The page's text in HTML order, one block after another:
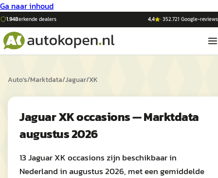
Ga naar inhoud
1.948erkende dealers 4,4 ·352.721 Google-reviews
Auto's/Marktdata/Jaguar/XK
Jaguar XK occasions — Marktdata
augustus 2026
13 Jaguar XK occasions zijn beschikbaar in
Nederland in augustus 2026, met een gemiddelde